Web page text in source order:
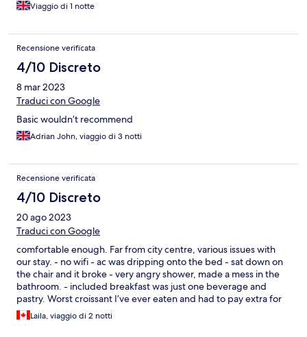
Viaggio di 1 notte
Recensione verificata
4/10 Discreto
8 mar 2023
Traduci con Google
Basic wouldn’t recommend
Adrian John, viaggio di 3 notti
Recensione verificata
4/10 Discreto
20 ago 2023
Traduci con Google
comfortable enough. Far from city centre, various issues with
our stay. - no wifi - ac was dripping onto the bed - sat down on
the chair and it broke - very angry shower, made a mess in the
bathroom. - included breakfast was just one beverage and
pastry. Worst croissant I’ve ever eaten and had to pay extra for
second coffee. - hotel was filled with cigarette smoke - balcony
opened only onto a grate. Fine enough but not as comfortable
Laila, viaggio di 2 notti